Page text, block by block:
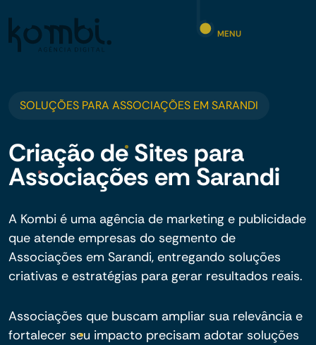
MENU
SOLUÇÕES PARA ASSOCIAÇÕES EM SARANDI
Criação de Sites para
Associações em Sarandi
A Kombi é uma agência de marketing e publicidade
que atende empresas do segmento de
Associações em Sarandi, entregando soluções
criativas e estratégias para gerar resultados reais.
Associações que buscam ampliar sua relevância e
fortalecer seu impacto precisam adotar soluções